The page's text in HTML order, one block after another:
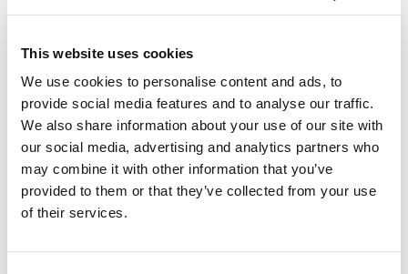
This website uses cookies
We use cookies to personalise content and ads, to
provide social media features and to analyse our traffic.
We also share information about your use of our site with
our social media, advertising and analytics partners who
may combine it with other information that you’ve
provided to them or that they’ve collected from your use
of their services.